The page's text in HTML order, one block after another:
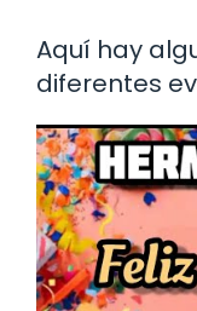
Aquí hay
diferentes